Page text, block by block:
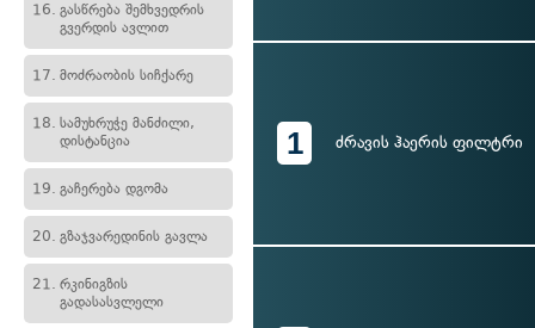
16. გასწრება შემხვედრის
გვერდის ავლით
17. მოძრაობის სიჩქარე
18. სამუხრუჭე მანძილი,
დისტანცია
19. გაჩერება დგომა
20. გზაჯვარედინის გავლა
21. რკინიგზის
გადასასვლელი
1 ძრავის ჰაერის ფილტრი